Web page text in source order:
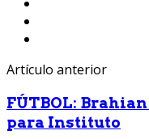
Artículo anterior
FÚTBOL:
para Instituto